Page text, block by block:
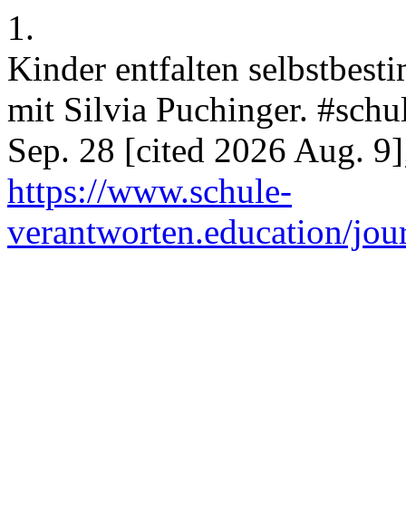
1.
Kinder entfalten
mit Silvia Puchinger.
Sep. 28 [cited 2026 Aug.
https://www.schule-
verantworten.education/